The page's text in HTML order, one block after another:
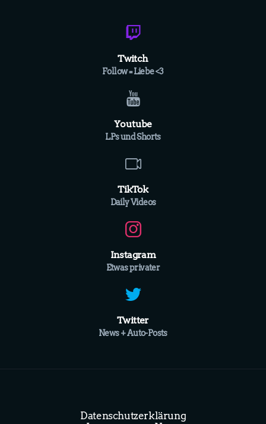
Twitch
Follow = Liebe <3
Youtube
LPs und Shorts
TikTok
Daily Videos
Instagram
Etwas privater
Twitter
News + Auto-Posts
Datenschutzerklärung